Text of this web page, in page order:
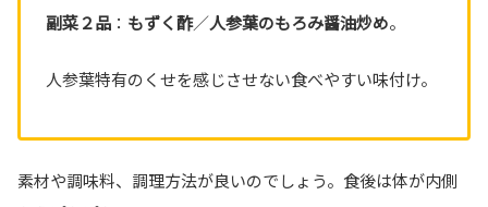
副菜２品： もずく酢／人参葉のもろみ醤油炒め。
人参葉特有のくせを感じさせない食べやすい味付け。
素材や調味料、調理方法が良いのでしょう。食後は体が内側